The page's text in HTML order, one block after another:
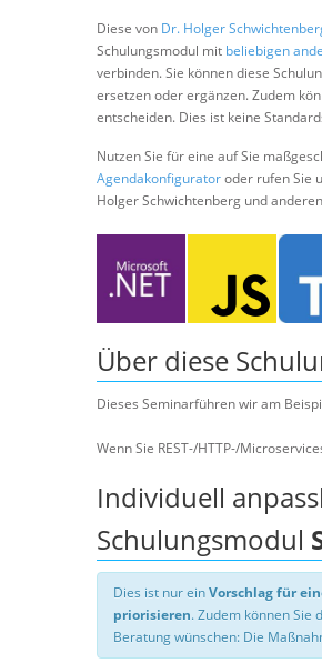
Diese von Dr. Holger
Schulungsmodul mit beliebigen
verbinden. Sie können diese
ersetzen oder ergänzen. Zudem
entscheiden. Dies ist keine
Nutzen Sie für eine auf Sie
Agendakonfiguratoroder rufen Sie
Holger Schwichtenberg und
Über diese
Dieses Seminarführen wir am
Wenn Sie REST-/HTTP-/
Individuell
Schulungsmodul
Dies ist nur einVorschlag für
priorisieren. Zudem können Sie
Beratung wünschen: Die